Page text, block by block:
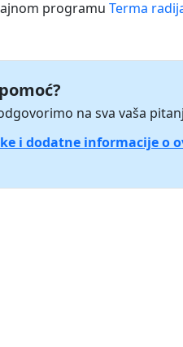
programu Terma
na sva vaša
i dodatne informacije o